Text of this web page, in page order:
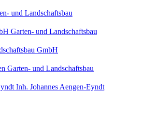
und Landschaftsbau
Garten- und Landschaftsbau
GmbH
Garten- und Landschaftsbau
Inh. Johannes Aengen-Eyndt